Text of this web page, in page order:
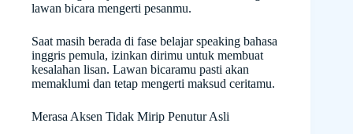
lawan bicara mengerti pesanmu.
Saat masih berada di fase belajar speaking bahasa
inggris pemula, izinkan dirimu untuk membuat
kesalahan lisan. Lawan bicaramu pasti akan
memaklumi dan tetap mengerti maksud ceritamu.
Merasa Aksen Tidak Mirip Penutur Asli